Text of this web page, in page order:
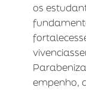
os
empenho,